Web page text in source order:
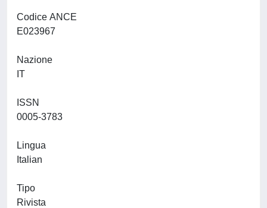
Codice ANCE
Nazione
ISSN
Lingua
Tipo
Rivista